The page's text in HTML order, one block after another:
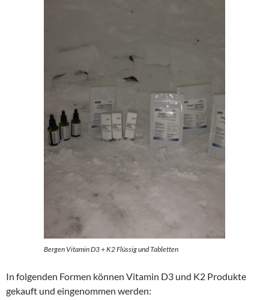
Bergen Vitamin D3 + K2 Flüssig und Tabletten
In folgenden Formen können Vitamin D3 und K2 Produkte
gekauft und eingenommen werden: